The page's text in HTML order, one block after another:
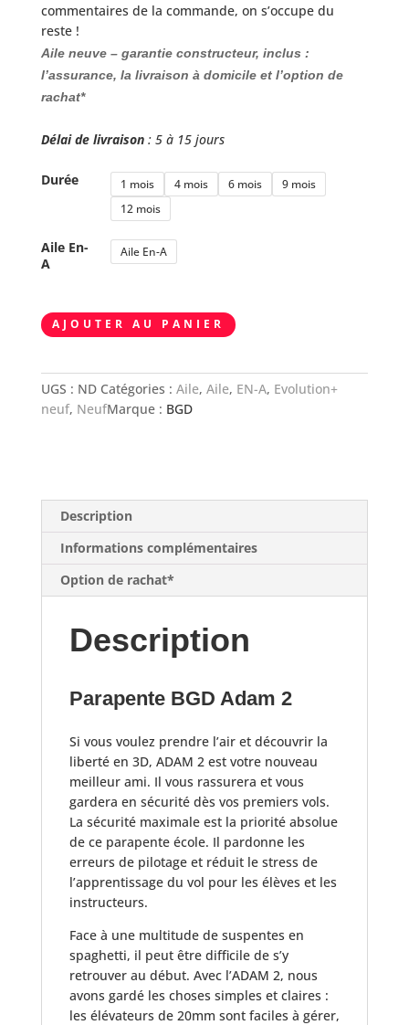
commentaires de la commande, on s’occupe du
reste !
Aile neuve– garantie constructeur, inclus :
l’assurance, la livraison à domicile et l’option de
rachat*
Délai de livraison: 5 à 15 jours
Durée 1 mois 4 mois 6 mois
9 mois
12 mois
Aile En-
A
Aile En-A
quantité
de
ADAM
AJOUTER AU PANIER
UGS : ND Catégories : Aile, Aile, EN-A, Evolution+
neuf, NeufMarque : BGD
Description
Informations complémentaires
Option de rachat*
Description
Parapente BGD Adam 2
Si vous voulez prendre l’air et découvrir la
liberté en 3D, ADAM 2 est votre nouveau
meilleur ami. Il vous rassurera et vous
gardera en sécurité dès vos premiers vols.
La sécurité maximale est la priorité absolue
de ce parapente école. Il pardonne les
erreurs de pilotage et réduit le stress de
l’apprentissage du vol pour les élèves et les
instructeurs.
Face à une multitude de suspentes en
spaghetti, il peut être difficile de s’y
retrouver au début. Avec l’ADAM 2, nous
avons gardé les choses simples et claires :
les élévateurs de 20mm sont faciles à gérer,